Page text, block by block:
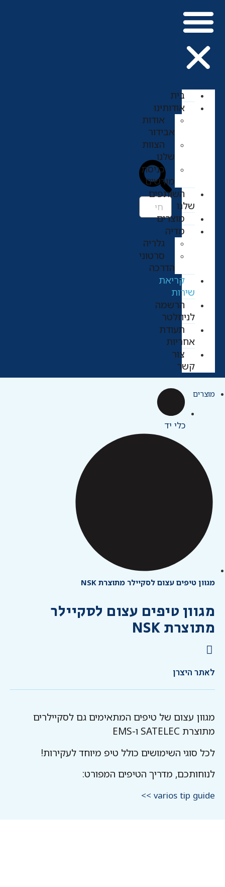
בית
אודותינו
אודות
אבידור
הצוות
שלנו
כניסת
מורשים
השותפים
שלנו
מוצרים
מדיה
גלריה
סרטוני
הדרכה
קריאת
שירות
הרשמה
לניוזלטר
תעודת
אחריות
צור
קשר
מוצרים
כלי יד
מגוון טיפים עצום לסקיילר מתוצרת NSK
מגוון טיפים עצום לסקיילר
מתוצרת NSK
לאתר היצרן
מגוון עצום של טיפים המתאימים גם לסקיילרים
מתוצרת SATELEC ו-EMS
לכל סוגי השימושים כולל טיפ מיוחד לעקירות!
לנוחותכם, מדריך הטיפים המפורט:
varios tip guide >>